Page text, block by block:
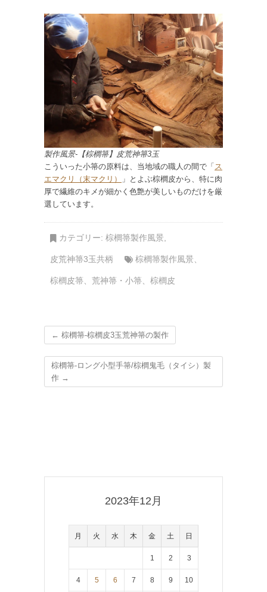
製作風景-【棕櫚箒】皮荒神箒3玉
こういった小箒の原料は、当地域の職人の間で「 ス
エマクリ（末マクリ）
」とよぶ棕櫚皮から、特に肉
厚で繊維のキメが細かく色艶が美しいものだけを厳
選しています。
カテゴリー: 棕櫚箒製作風景
皮荒神箒3玉共柄 棕櫚箒製作風景
棕櫚皮箒 荒神箒・小箒 棕櫚皮
← 棕櫚箒-棕櫚皮3玉荒神箒の製作
棕櫚箒-ロング小型手箒/棕櫚鬼毛（タイシ）製
作 →
2023年12月
月 火 水 木 金 土 日
1 2 3
4 5 6 7 8 9 10